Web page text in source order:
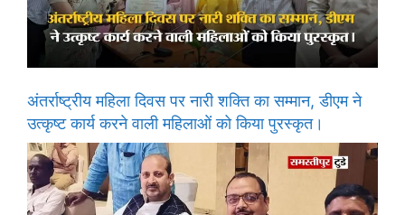
अंतर्राष्ट्रीय महिला दिवस पर नारी शक्ति का सम्मान, डीएम ने
उत्कृष्ट कार्य करने वाली महिलाओं को किया पुरस्कृत।